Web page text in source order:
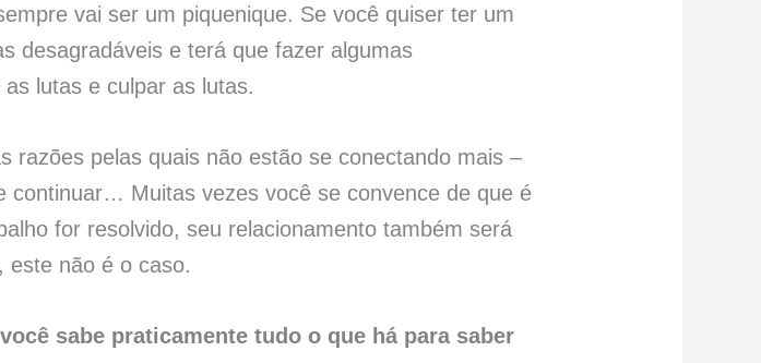
vai ser um piquenique. Se você quiser ter um
desagradáveis ​​e terá que fazer algumas
lutas e culpar as lutas.
razões pelas quais não estão se conectando mais –
continuar… Muitas vezes você se convence de que é
for resolvido, seu relacionamento também será
este não é o caso.
sabe praticamente tudo o que há para saber